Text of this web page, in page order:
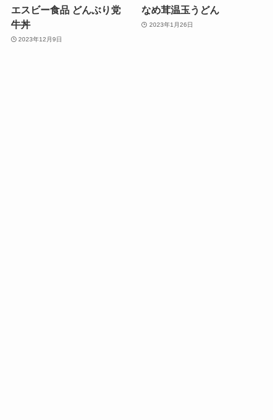
エスビー食品 どんぶり党
牛丼
2023年12月9日
なめ茸温玉うどん
2023年1月26日